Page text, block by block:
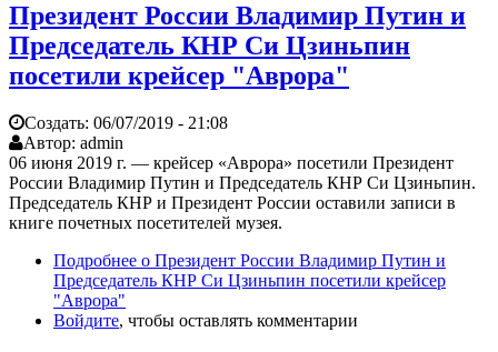
Президент России Владимир Путин и
Председатель КНР Си Цзиньпин
посетили крейсер "Аврора"
Создать: 06/07/2019 - 21:08
Автор: admin
06 июня 2019 г. — крейсер «Аврора» посетили Президент
России Владимир Путин и Председатель КНР Си Цзиньпин.
Председатель КНР и Президент России оставили записи в
книге почетных посетителей музея.
Подробнее о Президент России Владимир Путин и
Председатель КНР Си Цзиньпин посетили крейсер
"Аврора"
Войдите, чтобы оставлять комментарии